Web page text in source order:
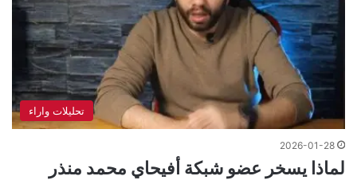
تحليلات واراء
2026-01-28
لماذا يسخر عضو شبكة أفيحاي محمد منذر